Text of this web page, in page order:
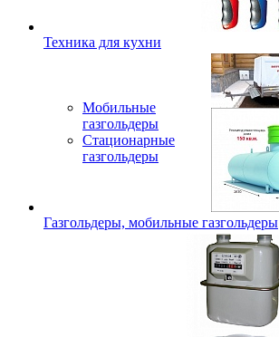
Техника для кухни
Мобильные
газгольдеры
Стационарные
газгольдеры
Газгольдеры, мобильные газгольдеры